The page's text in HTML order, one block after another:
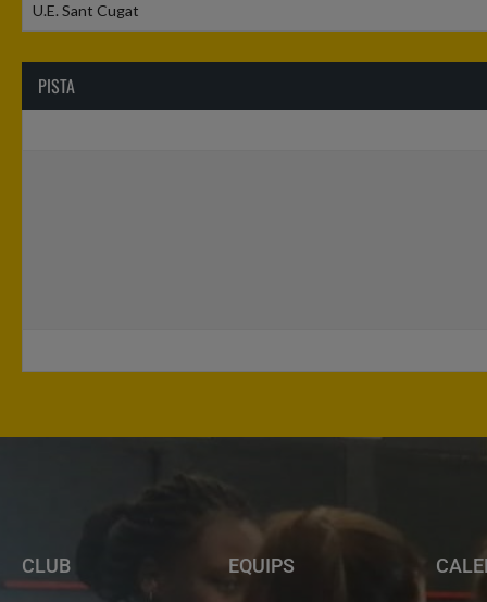
U.E. Sant Cugat
PISTA
CLUB EQUIPS